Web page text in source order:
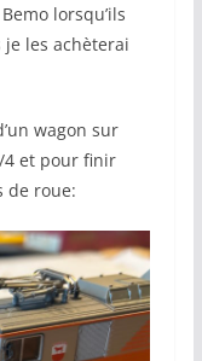
lorsqu’ils
les achèterai
wagon sur
4 et pour finir
de roue: